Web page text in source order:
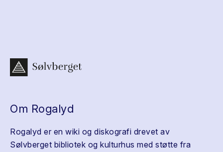
Om Rogalyd
Rogalyd er en wiki og diskografi drevet av
Sølvberget bibliotek og kulturhus med støtte fra